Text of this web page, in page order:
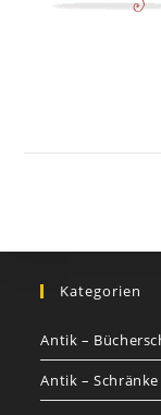
Kategorien
Antik –
Antik – Schränke